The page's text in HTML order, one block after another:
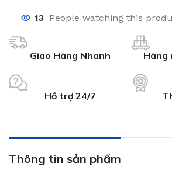
13 People watching this
Giao Hàng Nhanh Hàng
Hỗ trợ 24/7
Thông tin sản phẩm